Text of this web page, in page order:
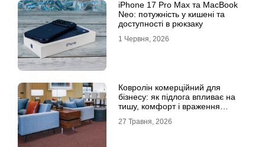
iPhone 17 Pro Max та MacBook
Neo: потужність у кишені та
доступності в рюкзаку
1 Червня, 2026
Ковролін комерційний для
бізнесу: як підлога впливає на
тишу, комфорт і враження
27 Травня, 2026